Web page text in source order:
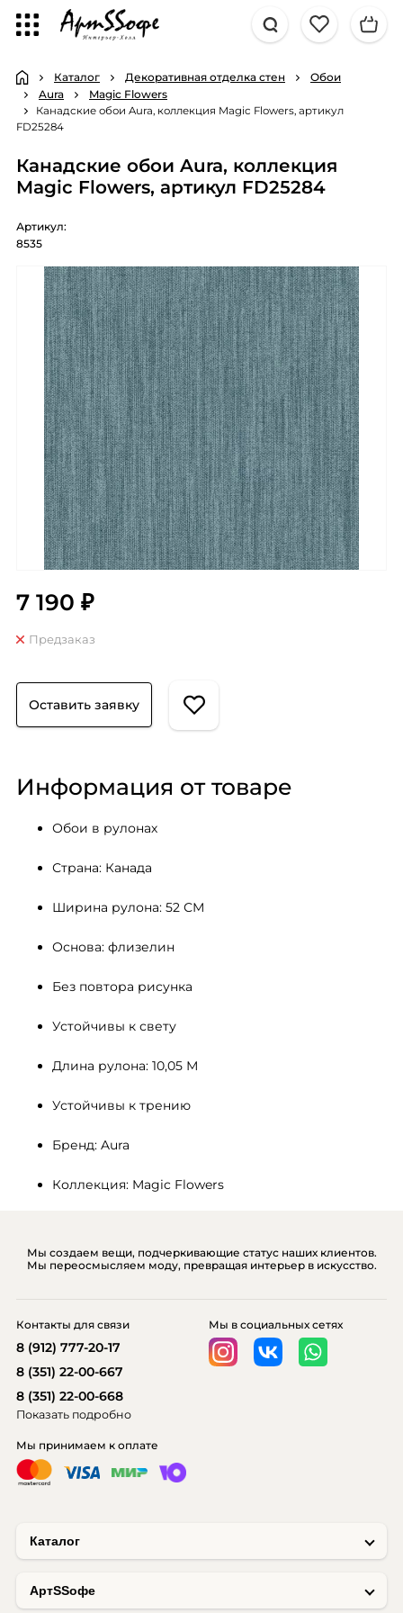
Каталог Декоративная отделка стен
Обои
Aura
Magic Flowers
Канадские обои Aura, коллекция Magic Flowers, артикул
FD25284
Канадские обои Aura, коллекция
Magic Flowers, артикул FD25284
Артикул:
8535
7 190 ₽
Предзаказ
Оставить заявку
Информация от товаре
Обои в рулонах
Страна: Канада
Ширина рулона: 52 СМ
Основа: флизелин
Без повтора рисунка
Устойчивы к свету
Длина рулона: 10,05 М
Устойчивы к трению
Бренд: Aura
Коллекция: Magic Flowers
Мы создаем вещи, подчеркивающие статус наших клиентов.
Мы переосмысляем моду, превращая интерьер в искусство.
Каталог
AртSSофе
Мы принимаем к оплате
Мы в социальных сетях
Контакты для связи
8 (912) 777-20-17
8 (351) 22-00-667
8 (351) 22-00-668
Показать подробно